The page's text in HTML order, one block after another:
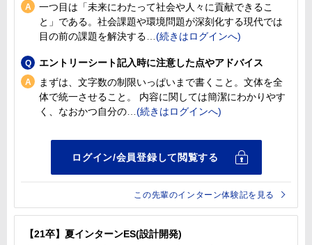
一つ目は「未来にわたって社会や人々に貢献できるこ
と」である。社会課題や環境問題が深刻化する現代では
目の前の課題を解決する
エントリーシート記入時に注意した点やアドバイス
まずは、文字数の制限いっぱいまで書くこと。文体を全
体で統一させること。 内容に関しては簡潔にわかりやす
く、なおかつ自分の
この先輩のインターン体験記を見る
【21卒】夏インターンES(設計開発)